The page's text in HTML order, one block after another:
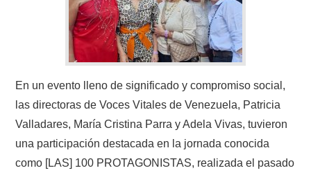
En un evento lleno de significado y compromiso social,
las directoras de Voces Vitales de Venezuela, Patricia
Valladares, María Cristina Parra y Adela Vivas, tuvieron
una participación destacada en la jornada conocida
como [LAS] 100 PROTAGONISTAS, realizada el pasado